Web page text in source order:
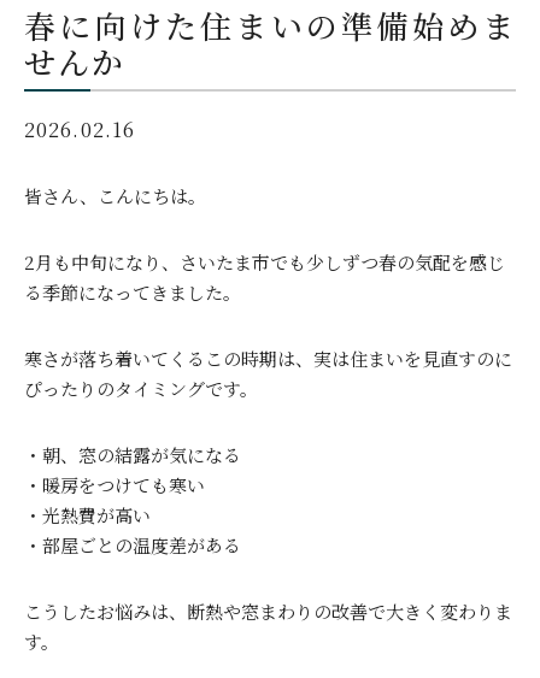
春に向けた住まいの準備始めま
せんか
2026.02.16
皆さん、こんにちは。
2月も中旬になり、さいたま市でも少しずつ春の気配を感じ
る季節になってきました。
寒さが落ち着いてくるこの時期は、実は住まいを見直すのに
ぴったりのタイミングです。
・朝、窓の結露が気になる
・暖房をつけても寒い
・光熱費が高い
・部屋ごとの温度差がある
こうしたお悩みは、断熱や窓まわりの改善で大きく変わりま
す。